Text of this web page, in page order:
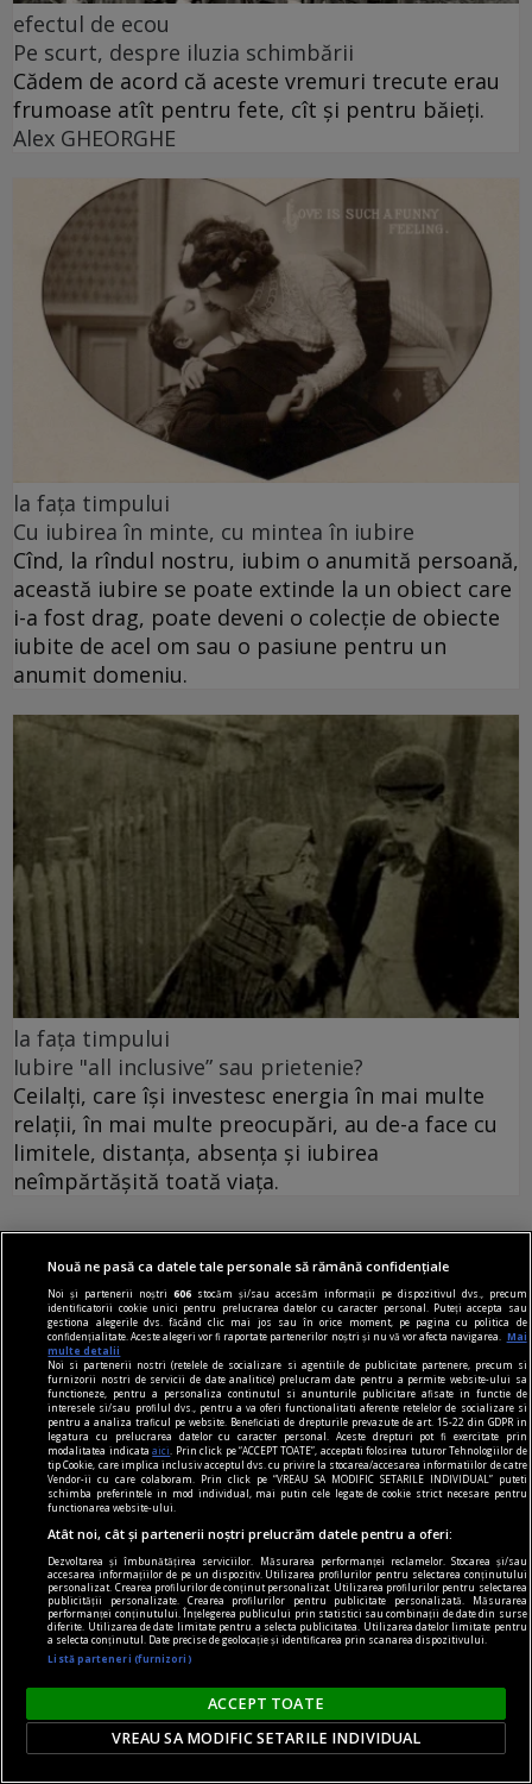
efectul de ecou
Pe scurt, despre iluzia schimbării
Cădem de acord că aceste vremuri trecute erau
frumoase atît pentru fete, cît și pentru băieți.
Alex GHEORGHE
la fața timpului
Cu iubirea în minte, cu mintea în iubire
Cînd, la rîndul nostru, iubim o anumită persoană,
această iubire se poate extinde la un obiect care
i-a fost drag, poate deveni o colecție de obiecte
iubite de acel om sau o pasiune pentru un
anumit domeniu.
la fața timpului
Iubire "all inclusive” sau prietenie?
Ceilalți, care își investesc energia în mai multe
relații, în mai multe preocupări, au de-a face cu
limitele, distanța, absența și iubirea
neîmpărtășită toată viața.
Parteneri
„O victorie pentru orice părinte îngrijorat”. Suma
pe care Meta trebuie să o plătească pentru
prejudiciile aduse sănătății mintale a copiilor
O instanță din New Mexico a obligat compania
Meta, societatea-mamă a Facebook, să vireze
Nouă ne pasă ca datele tale personale să rămână confidențiale
Noi și partenerii noștri606 stocăm și/sau accesăm informații pe dispozitivul dvs., precum
identificatorii cookie unici pentru prelucrarea datelor cu caracter personal. Puteți accepta sau
gestiona alegerile dvs. făcând clic mai jos sau în orice moment, pe pagina cu politica de
confidențialitate. Aceste alegeri vor fi raportate partenerilor noștri și nu vă vor afecta navigarea.
Mai
multe detalii
Noi si partenerii nostri (retelele de socializare si agentiile de publicitate partenere, precum si
furnizorii nostri de servicii de date analitice) prelucram date pentru a permite website-ului sa
functioneze, pentru a personaliza continutul si anunturile publicitare afisate in functie de
interesele si/sau profilul dvs., pentru a va oferi functionalitati aferente retelelor de socializare si
pentru a analiza traficul pe website. Beneficiati de drepturile prevazute de art. 15-22 din GDPR in
legatura cu prelucrarea datelor cu caracter personal. Aceste drepturi pot fi exercitate prin
modalitatea indicataaici
. Prin click pe “ACCEPT TOATE”, acceptati folosirea tuturor Tehnologiilor de
tip Cookie, care implica inclusiv acceptul dvs. cu privire la stocarea/accesarea informatiilor de catre
Vendor-ii cu care colaboram. Prin click pe “VREAU SA MODIFIC SETARILE INDIVIDUAL” puteti
schimba preferintele in mod individual, mai putin cele legate de cookie strict necesare pentru
functionarea website-ului.
Atât noi, cât și partenerii noștri prelucrăm datele pentru a oferi:
Dezvoltarea și îmbunătățirea serviciilor. Măsurarea performanței reclamelor. Stocarea și/sau
accesarea informațiilor de pe un dispozitiv. Utilizarea profilurilor pentru selectarea conținutului
personalizat. Crearea profilurilor de conținut personalizat. Utilizarea profilurilor pentru selectarea
publicității personalizate. Crearea profilurilor pentru publicitate personalizată. Măsurarea
performanței conținutului. Înțelegerea publicului prin statistici sau combinații de date din surse
diferite. Utilizarea de date limitate pentru a selecta publicitatea. Utilizarea datelor limitate pentru
a selecta conținutul. Date precise de geolocație și identificarea prin scanarea dispozitivului.
Listă parteneri (furnizori)
ACCEPT TOATE
VREAU SA MODIFIC SETARILE INDIVIDUAL